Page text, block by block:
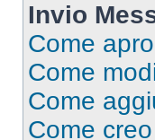
Invio
Come
Come
Come
Come